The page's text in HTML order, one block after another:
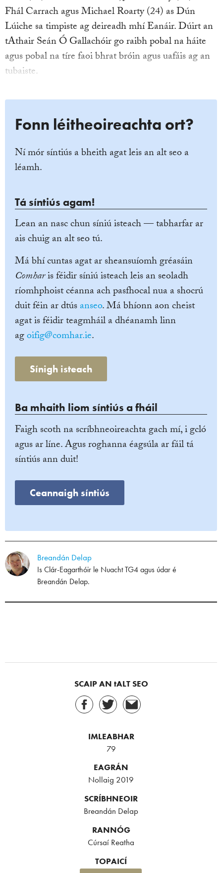
Fhál Carrach agus Michael Roarty (24) as Dún
Lúiche sa timpiste ag deireadh mhí Eanáir. Dúirt an
tAthair Seán Ó Gallachóir go raibh pobal na háite
agus pobal na tíre faoi bhrat bróin agus uafáis ag an
tubaiste.
Fonn léitheoireachta ort?
Ní mór síntiús a bheith agat leis an alt seo a
léamh.
Tá síntiús agam!
Lean an nasc chun síniú isteach — tabharfar ar
ais chuig an alt seo tú.
Má bhí cuntas agat ar sheansuíomh gréasáin
Comharis féidir síniú isteach leis an seoladh
ríomhphoist céanna ach pasfhocal nua a shocrú
duit féin ar dtúsanseo. Má bhíonn aon cheist
agat is féidir teagmháil a dhéanamh linn
agoifig@comhar.ie.
Sínigh isteach
Ba mhaith liom síntiús a fháil
Faigh scoth na scríbhneoireachta gach mí, i gcló
agus ar líne. Agus roghanna éagsúla ar fáil tá
síntiús ann duit!
Ceannaigh síntiús
Breandán Delap
Is Clár-Eagarthóir le Nuacht TG4 agus údar é
Breandán Delap.
SCAIP AN tALT SEO
IMLEABHAR
79
EAGRÁN
Nollaig 2019
SCRÍBHNEOIR
Breandán Delap
RANNÓG
Cúrsaí Reatha
TOPAICÍ